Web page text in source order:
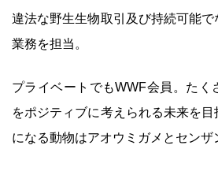
違法な野生生物取引及び持続可能
業務を担当。
プライベートでもWWF会員。たく
をポジティブに考えられる未来を
になる動物はアオウミガメとセンザ